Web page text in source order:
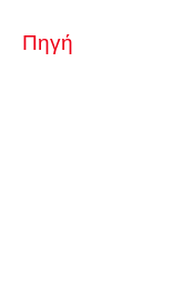
Πηγή